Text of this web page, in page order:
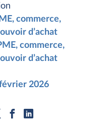
commerce,
d’achat
commerce,
d’achat
2026